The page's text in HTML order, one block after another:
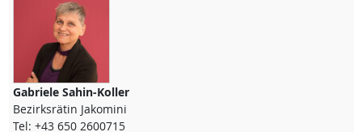
Gabriele Sahin-Koller
Bezirksrätin Jakomini
Tel: +43 650 2600715